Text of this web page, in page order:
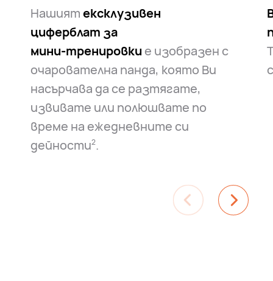
Нашиятексклузивен
циферблат за
мини-тренировки е изобразен с
очарователна панда, която Ви
насърчава да се разтягате,
извивате или полюшвате по
време на ежедневните си
дейности⁠2.